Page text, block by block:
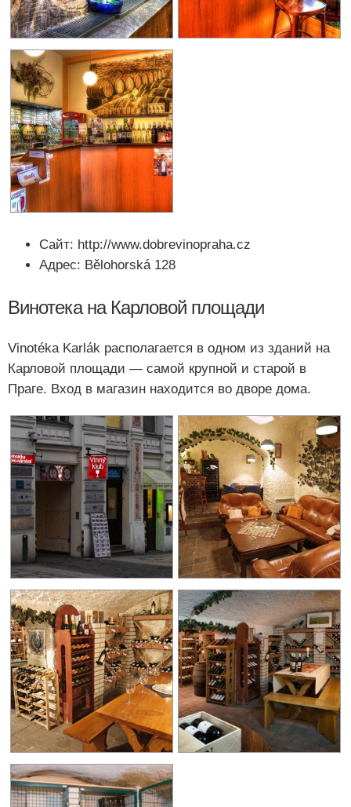
Сайт: http://www.dobrevinopraha.cz
Адрес: Bělohorská 128
Винотека на Карловой площади
Vinotéka Karlák располагается в одном из зданий на
Карловой площади — самой крупной и старой в
Праге. Вход в магазин находится во дворе дома.